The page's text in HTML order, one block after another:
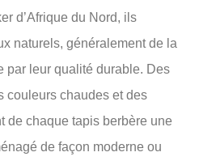
d’Afrique du Nord, ils
naturels, généralement de la
par leur qualité durable. Des
couleurs chaudes et des
de chaque tapis berbère une
de façon moderne ou